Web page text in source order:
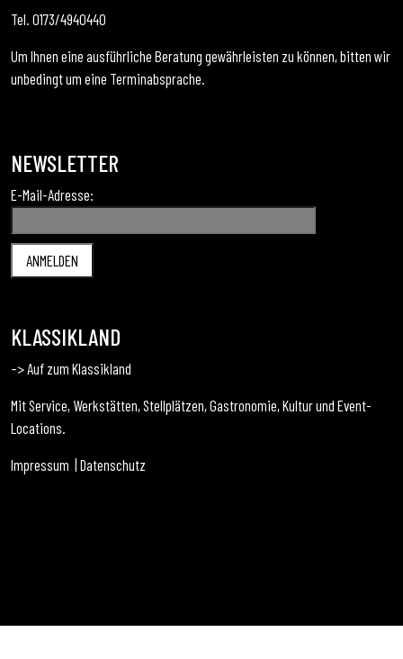
Tel. 0173/4940440
Um Ihnen eine ausführliche Beratung gewährleisten zu können, bitten wir
unbedingt um eine Terminabsprache.
NEWSLETTER
E-Mail-Adresse:
KLASSIKLAND
–> Auf zum Klassikland
Mit Service, Werkstätten, Stellplätzen, Gastronomie, Kultur und Event-
Locations.
Impressum | Datenschutz